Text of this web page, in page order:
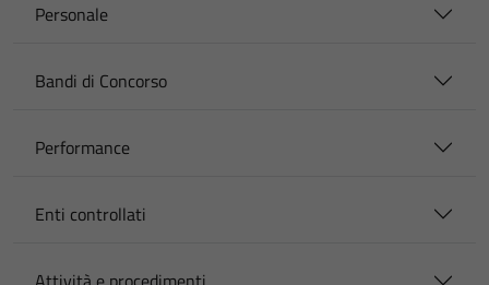
Personale
Bandi di Concorso
Performance
Enti controllati